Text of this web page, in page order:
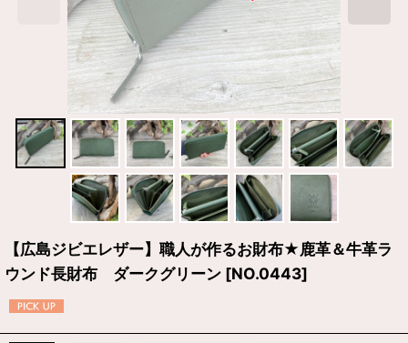
【広島ジビエレザー】職人が作るお財布★鹿革＆牛革ラ
ウンド長財布 ダークグリーン [NO.0443]